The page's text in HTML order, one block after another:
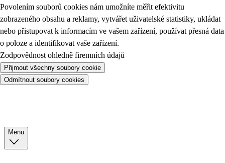
Povolením souborů cookies nám umožníte měřit efektivitu
zobrazeného obsahu a reklamy, vytvářet uživatelské statistiky, ukládat
nebo přistupovat k informacím ve vašem zařízení, používat přesná data
o poloze a identifikovat vaše zařízení.
Zodpovědnost ohledně firemních údajů
Přijmout všechny soubory cookie
Odmítnout soubory cookies
Menu